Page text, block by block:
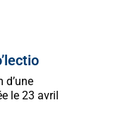
d’une
le 23 avril